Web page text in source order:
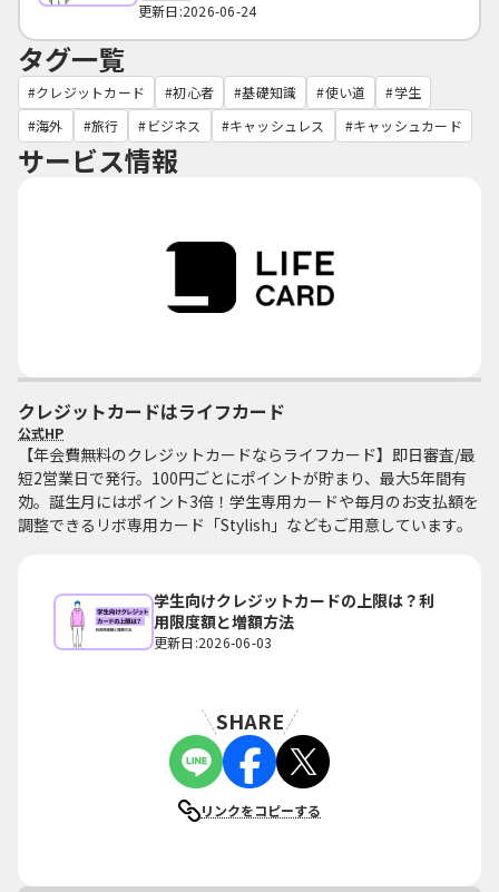
更新日:2026-06-24
タグ一覧
クレジットカード 初心者 基礎知識 使い道
学生
海外
旅行 ビジネス キャッシュレス キャッシュカード
サービス情報
クレジットカードはライフカード
公式HP
【年会費無料のクレジットカードならライフカード】即日審査/最
短2営業日で発行。100円ごとにポイントが貯まり、最大5年間有
効。誕生月にはポイント3倍！学生専用カードや毎月のお支払額を
調整できるリボ専用カード「Stylish」などもご用意しています。
学生向けクレジットカードの上限は？利
用限度額と増額方法
更新日:2026-06-03
SHARE
リンクをコピーする